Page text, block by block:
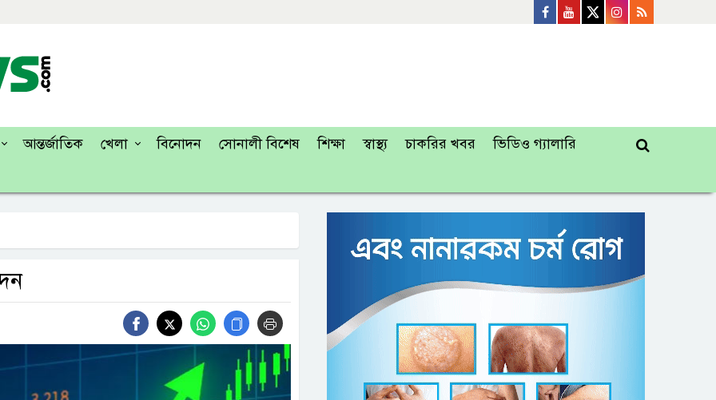
আন্তর্জাতিক খেলা বিনোদন সোনালী বিশেষ শিক্ষা স্বাস্থ্য চাকরির খবর
ভিডিও গ্যালারি